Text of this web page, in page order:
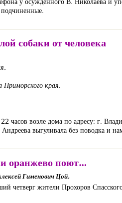
собаки от человека
Приморского края.
часов возле дома по адресу: г.
выгуливала без поводка и
оранжево поют…
Гименович Цой.
четверг жители Прохоров